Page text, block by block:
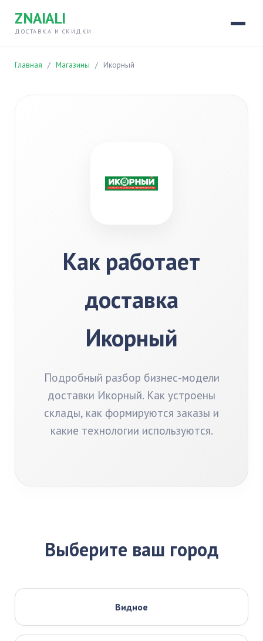
ZNAIALI
ДОСТАВКА И СКИДКИ
Главная / Магазины / Икорный
Как работает
доставка
Икорный
Подробный разбор бизнес-модели
доставки Икорный. Как устроены
склады, как формируются заказы и
какие технологии используются.
Выберите ваш город
Видное